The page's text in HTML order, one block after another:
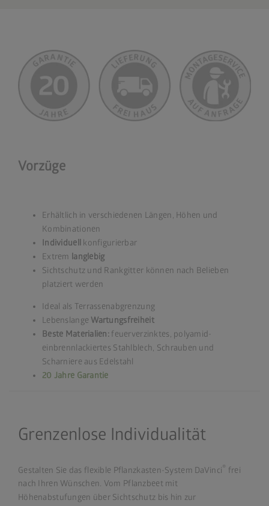
Vorzüge
Erhältlich in verschiedenen Längen, Höhen und
Kombinationen
Individuell konfigurierbar
Extrem langlebig
Sichtschutz und Rankgitter können nach Belieben
platziert werden
Ideal als Terrassenabgrenzung
Lebenslange Wartungsfreiheit
Beste Materialien: feuerverzinktes, polyamid-
einbrennlackiertes Stahlblech, Schrauben und
Scharniere aus Edelstahl
20 Jahre Garantie
Grenzenlose Individualität
Gestalten Sie das flexible Pflanzkasten-System DaVinci ® frei
nach Ihren Wünschen. Vom Pflanzbeet mit
Höhenabstufungen über Sichtschutz bis hin zur